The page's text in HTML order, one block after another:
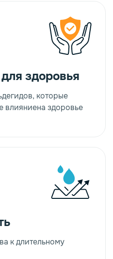
здоровья
которые
влияниена здоровье
к длительному